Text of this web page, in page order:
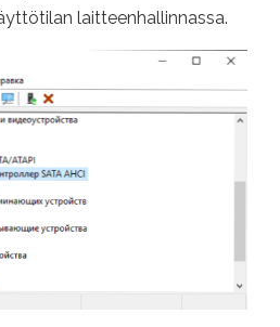
laitteenhallinnassa.